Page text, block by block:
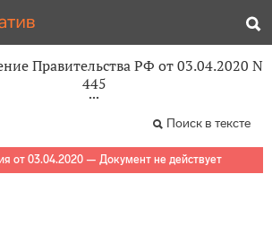
Правительства РФ от 03.04.2020 N
445
Поиск в тексте
от 03.04.2020 — Документ не действует